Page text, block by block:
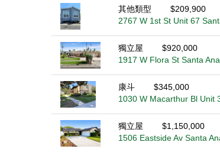
其他類型
$209,900
2767 W 1st St Unit 67
獨立屋
$920,000
1917 W Flora St Santa
康斗
$345,000
1030 W Macarthur Bl Unit
獨立屋
$1,150,000
1506 Eastside Av Santa